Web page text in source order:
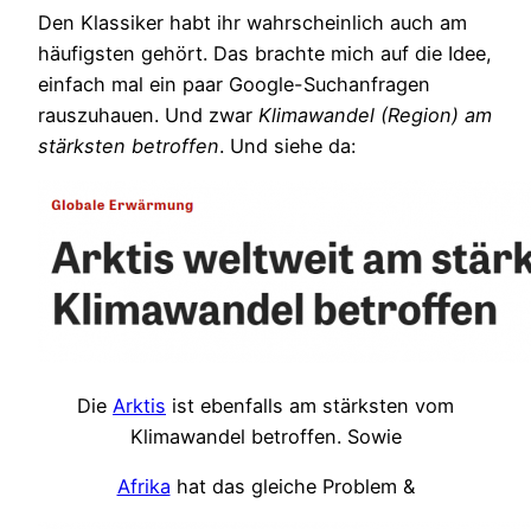
Den Klassiker habt ihr wahrscheinlich auch am
häufigsten gehört. Das brachte mich auf die Idee,
einfach mal ein paar Google-Suchanfragen
rauszuhauen. Und zwar Klimawandel (Region) am
stärksten betroffen. Und siehe da:
Die Arktis ist ebenfalls am stärksten vom
Klimawandel betroffen. Sowie
Afrika hat das gleiche Problem &